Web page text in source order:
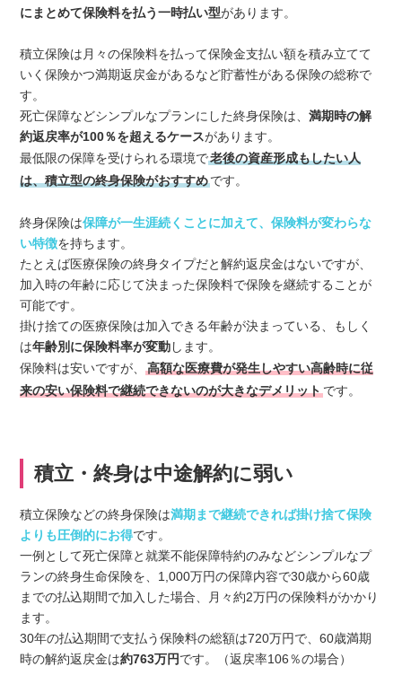
にまとめて保険料を払う一時払い型があります。
積立保険は月々の保険料を払って保険金支払い額を積み立てて
いく保険かつ満期返戻金があるなど貯蓄性がある保険の総称で
す。
死亡保障などシンプルなプランにした終身保険は、満期時の解
約返戻率が100％を超えるケースがあります。
最低限の保障を受けられる環境で老後の資産形成もしたい人
は、積立型の終身保険がおすすめです。
終身保険は保障が一生涯続くことに加えて、保険料が変わらな
い特徴を持ちます。
たとえば医療保険の終身タイプだと解約返戻金はないですが、
加入時の年齢に応じて決まった保険料で保険を継続することが
可能です。
掛け捨ての医療保険は加入できる年齢が決まっている、もしく
は年齢別に保険料率が変動します。
保険料は安いですが、高額な医療費が発生しやすい高齢時に従
来の安い保険料で継続できないのが大きなデメリットです。
積立・終身は中途解約に弱い
積立保険などの終身保険は満期まで継続できれば掛け捨て保険
よりも圧倒的にお得です。
一例として死亡保障と就業不能保障特約のみなどシンプルなプ
ランの終身生命保険を、1,000万円の保障内容で30歳から60歳
までの払込期間で加入した場合、月々約2万円の保険料がかかり
ます。
30年の払込期間で支払う保険料の総額は720万円で、60歳満期
時の解約返戻金は約763万円です。（返戻率106％の場合）